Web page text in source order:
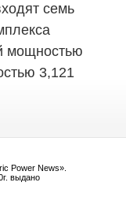
семь
мощностью
3,121
Power News».
выдано